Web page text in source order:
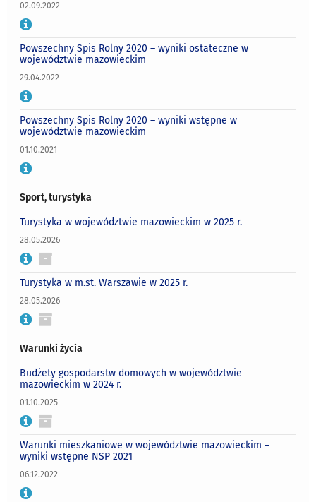
02.09.2022
Powszechny Spis Rolny 2020 – wyniki ostateczne w
województwie mazowieckim
29.04.2022
Powszechny Spis Rolny 2020 – wyniki wstępne w
województwie mazowieckim
01.10.2021
Sport, turystyka
Turystyka w województwie mazowieckim w 2025 r.
28.05.2026
Turystyka w m.st. Warszawie w 2025 r.
28.05.2026
Warunki życia
Budżety gospodarstw domowych w województwie
mazowieckim w 2024 r.
01.10.2025
Warunki mieszkaniowe w województwie mazowieckim –
wyniki wstępne NSP 2021
06.12.2022